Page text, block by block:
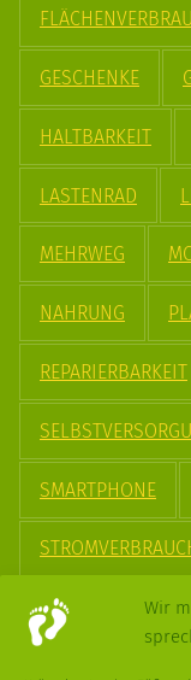
Wir
GESCHENKE
HALTBARKEIT
LASTENRAD
MEHRWEG
NAHRUNG
REPARIERBARKEIT
SMARTPHONE
TREND